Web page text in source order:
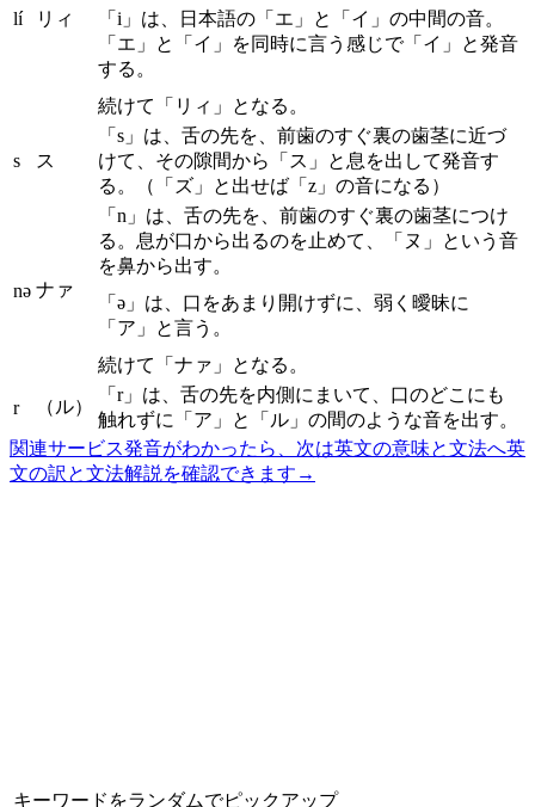
lí リィ
「i」は、日本語の「エ」と「イ」の中間の音。
「エ」と「イ」を同時に言う感じで「イ」と発音
する。
続けて「リィ」となる。
s ス
「s」は、舌の先を、前歯のすぐ裏の歯茎に近づ
けて、その隙間から「ス」と息を出して発音す
る。（「ズ」と出せば「z」の音になる）
nə ナァ
「n」は、舌の先を、前歯のすぐ裏の歯茎につけ
る。息が口から出るのを止めて、「ヌ」という音
を鼻から出す。
「ə」は、口をあまり開けずに、弱く曖昧に
「ア」と言う。
続けて「ナァ」となる。
r （ル）
「r」は、舌の先を内側にまいて、口のどこにも
触れずに「ア」と「ル」の間のような音を出す。
関連サービス発音がわかったら、次は英文の意味と文法へ英
文の訳と文法解説を確認できます →
キーワードをランダムでピックアップ